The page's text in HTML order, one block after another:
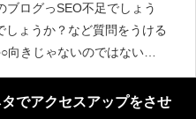
ログっSEO不足でしょう
ょうか？など質問をうける
きじゃないのではない
びない、おそらくその１点
の大幅アップデートで
でアクセスアップをさせ